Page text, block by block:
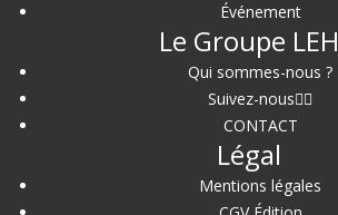
Événement
Le Groupe LEH
Qui sommes-nous ?
Suivez-nous
CONTACT
Légal
Mentions légales